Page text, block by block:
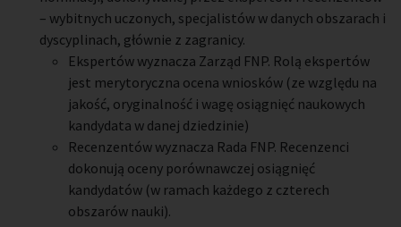
– wybitnych uczonych, specjalistów w danych obszarach i
dyscyplinach, głównie z zagranicy.
Ekspertów wyznacza Zarząd FNP. Rolą ekspertów
jest merytoryczna ocena wniosków (ze względu na
jakość, oryginalność i wagę osiągnięć naukowych
kandydata w danej dziedzinie)
Recenzentów wyznacza Rada FNP. Recenzenci
dokonują oceny porównawczej osiągnięć
kandydatów (w ramach każdego z czterech
obszarów nauki).